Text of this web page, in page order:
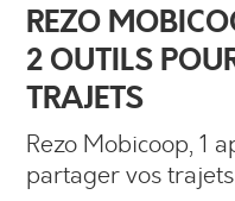
REZO
2 OUTILS
TRAJETS
Rezo Mobicoop, 1
partager vos trajets